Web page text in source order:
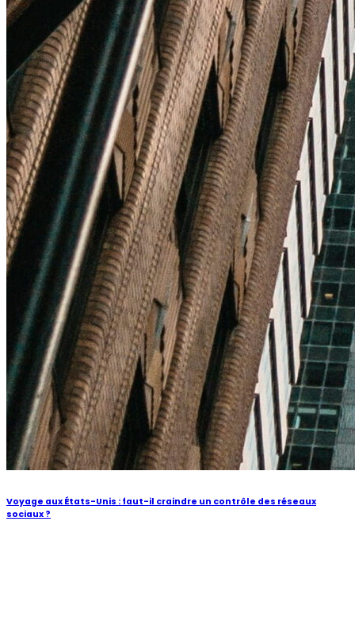
Voyage aux États-Unis : faut-il craindre un contrôle des réseaux
sociaux ?